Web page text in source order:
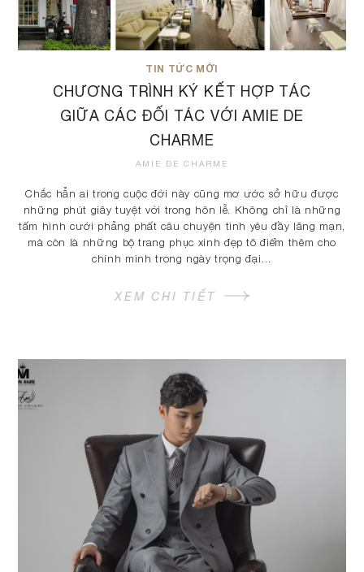
TIN TỨC MỚI
CHƯƠNG TRÌNH KÝ KẾT HỢP TÁC
GIỮA CÁC ĐỐI TÁC VỚI AMIE DE
CHARME
AMIE DE CHARME
Chắc hẳn ai trong cuộc đời này cũng mơ ước sở hữu được
những phút giây tuyệt vời trong hôn lễ. Không chỉ là những
tấm hình cưới phảng phất câu chuyện tình yêu đầy lãng mạn,
mà còn là những bộ trang phục xinh đẹp tô điểm thêm cho
chính mình trong ngày trọng đại…
XEM CHI TIẾT